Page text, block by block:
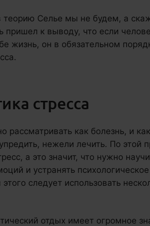
теорию Селье мы не будем, а
пришел к выводу, что если
жизнь, он в обязательном
стресса
рассматривать как болезнь, и
нежели лечить. По этой
а это значит, что нужно
и устранять
следует использовать
отдых имеет огромное